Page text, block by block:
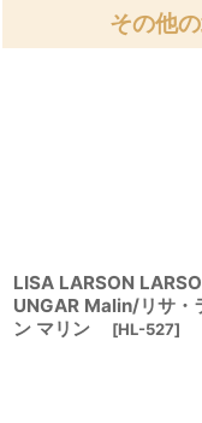
その他
LISA LARSON
UNGAR Malin/リサ・
ン マリン
[HL-527]